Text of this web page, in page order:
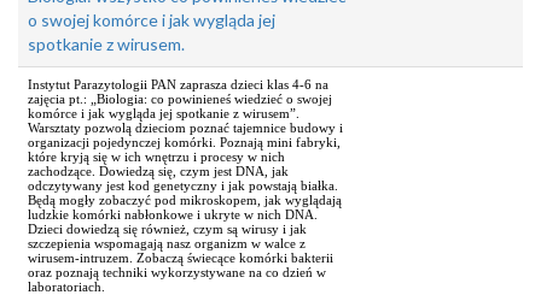
o swojej komórce i jak wygląda jej
spotkanie z wirusem.
Instytut Parazytologii PAN zaprasza dzieci klas 4-6 na
zajęcia pt.: „Biologia: co powinieneś wiedzieć o swojej
komórce i jak wygląda jej spotkanie z wirusem”.
Warsztaty pozwolą dzieciom poznać tajemnice budowy i
organizacji pojedynczej komórki. Poznają mini fabryki,
które kryją się w ich wnętrzu i procesy w nich
zachodzące. Dowiedzą się, czym jest DNA, jak
odczytywany jest kod genetyczny i jak powstają białka.
Będą mogły zobaczyć pod mikroskopem, jak wyglądają
ludzkie komórki nabłonkowe i ukryte w nich DNA.
Dzieci dowiedzą się również, czym są wirusy i jak
szczepienia wspomagają nasz organizm w walce z
wirusem-intruzem. Zobaczą świecące komórki bakterii
oraz poznają techniki wykorzystywane na co dzień w
laboratoriach.